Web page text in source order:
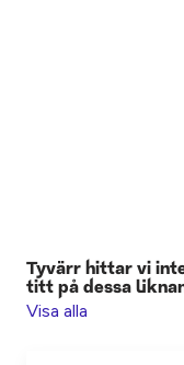
Tyvärr hittar vi
titt på dessa
Visa alla